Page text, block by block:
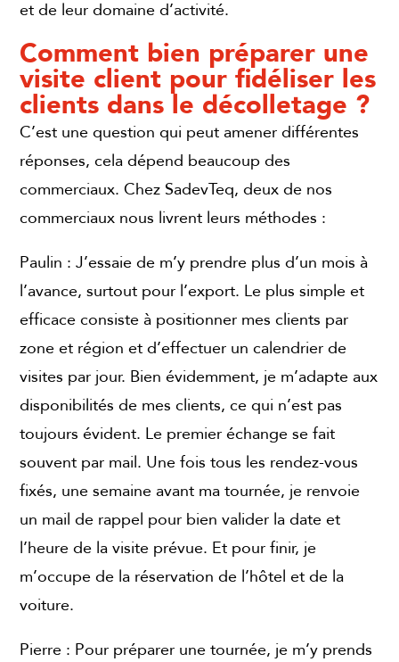
et de leur domaine d’activité.
Comment bien préparer une
visite client pour fidéliser les
clients dans le décolletage ?
C’est une question qui peut amener différentes
réponses, cela dépend beaucoup des
commerciaux. Chez SadevTeq, deux de nos
commerciaux nous livrent leurs méthodes :
Paulin : J’essaie de m’y prendre plus d’un mois à
l’avance, surtout pour l’export. Le plus simple et
efficace consiste à positionner mes clients par
zone et région et d’effectuer un calendrier de
visites par jour. Bien évidemment, je m’adapte aux
disponibilités de mes clients, ce qui n’est pas
toujours évident. Le premier échange se fait
souvent par mail. Une fois tous les rendez-vous
fixés, une semaine avant ma tournée, je renvoie
un mail de rappel pour bien valider la date et
l’heure de la visite prévue. Et pour finir, je
m’occupe de la réservation de l’hôtel et de la
voiture.
Pierre : Pour préparer une tournée, je m’y prends